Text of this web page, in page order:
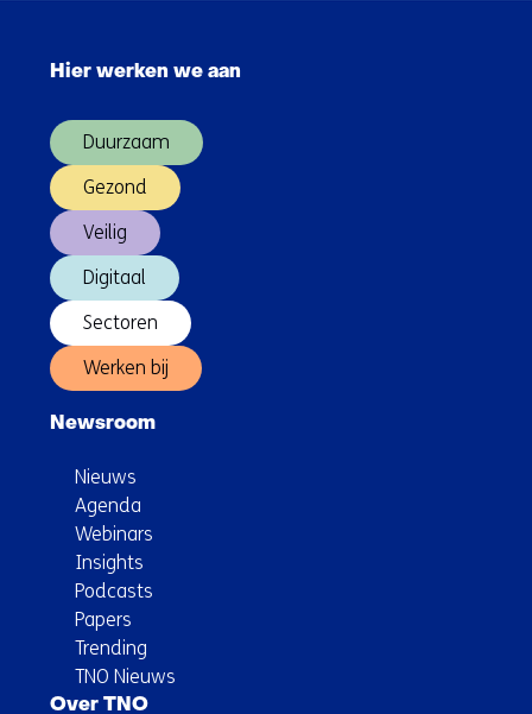
Hier werken we aan
Duurzaam
Gezond
Veilig
Digitaal
Sectoren
Werken bij
Newsroom
Nieuws
Agenda
Webinars
Insights
Podcasts
Papers
Trending
TNO Nieuws
Over TNO